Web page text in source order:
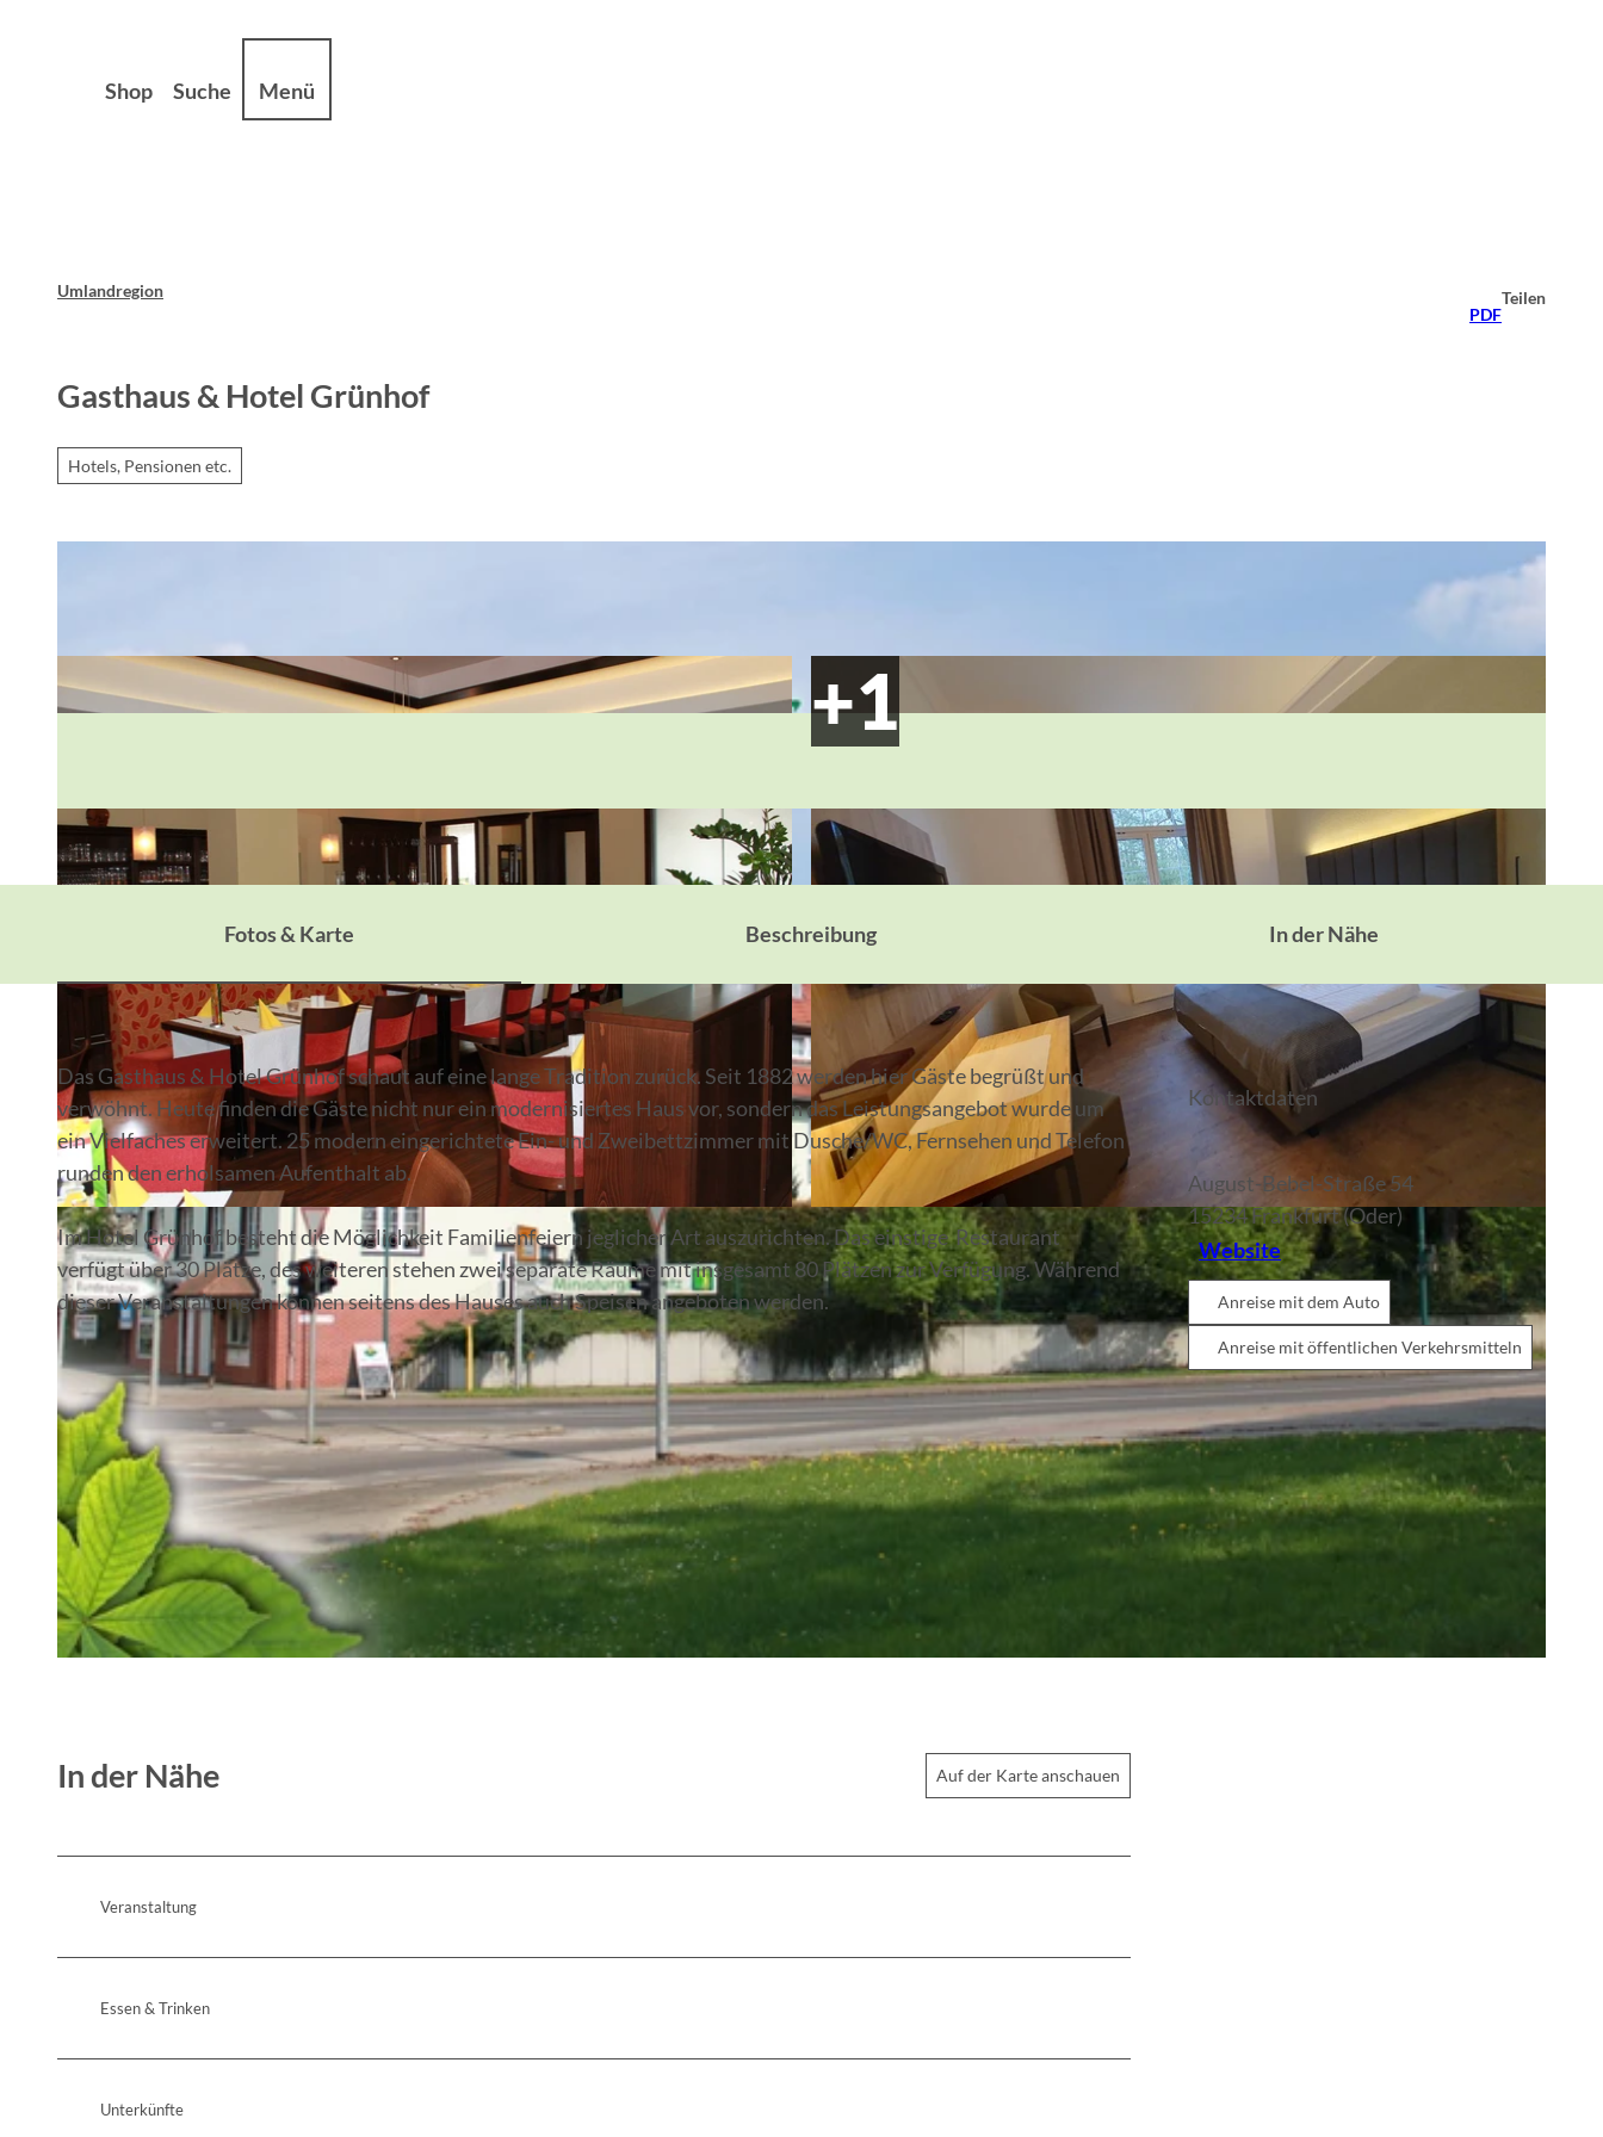
Shop Suche Menü
Umlandregion
PDF
Teilen
Gasthaus & Hotel Grünhof
Hotels, Pensionen etc.
© Jörn Winter © Hendrik Schuster
Fotos & Karte Beschreibung In der Nähe
Das Gasthaus & Hotel Grünhof schaut auf eine lange Tradition zurück. Seit 1882 werden hier Gäste begrüßt und
verwöhnt. Heute finden die Gäste nicht nur ein modernisiertes Haus vor, sondern das Leistungsangebot wurde um
ein Vielfaches erweitert. 25 modern eingerichtete Ein- und Zweibettzimmer mit Dusche/WC, Fernsehen und Telefon
runden den erholsamen Aufenthalt ab.
Im Hotel Grünhof besteht die Möglichkeit Familienfeiern jeglicher Art auszurichten. Das einstige Restaurant
verfügt über 30 Plätze, des weiteren stehen zwei separate Räume mit insgesamt 80 Plätzen zur Verfügung. Während
dieser Veranstaltungen können seitens des Hauses auch Speisen angeboten werden.
In der Nähe Auf der Karte anschauen
Veranstaltung
Essen & Trinken
Unterkünfte
Kontaktdaten
August-Bebel-Straße 54
15234Frankfurt (Oder)
Website
Anreise mit dem Auto
Anreise mit öffentlichen Verkehrsmitteln